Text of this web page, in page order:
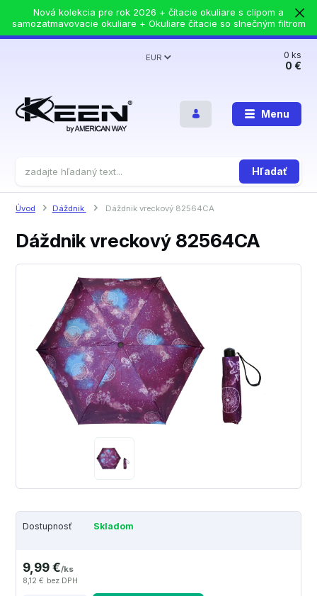
Nová kolekcia pre rok 2026 + čítacie okuliare s clipom a
samozatmavovacie okuliare + Okuliare čítacie so slnečným filtrom
Menu
EUR
Hľadať
0ks
0 €
Úvod Dáždnik Dáždnik vreckový 82564CA
Dáždnik vreckový 82564CA
Dostupnosť Skladom
9,99 €/ks
8,12 € bez DPH